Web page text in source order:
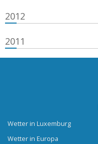
2012
2011
Wetter in Luxemburg
Wetter in Europa